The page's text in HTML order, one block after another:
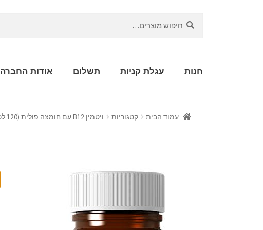
חנות עגלת קניות תשלום אודות החברה
עמוד הבית קטגוריות ויטמין B12 עם חומצה פולית (120 לכסניות מציצה)